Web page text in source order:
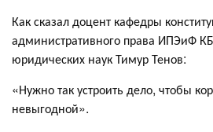
Как сказал доцент кафедры
административного права ИПЭиФ
юридических наук Тимур Тенов:
«Нужно так устроить дело, чтобы
невыгодной».